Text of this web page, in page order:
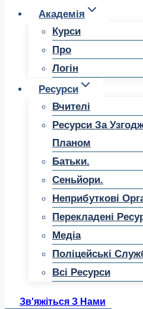
Академія
Курси
Про
Логін
Ресурси
Вчителі
Ресурси За
Планом
Батьки.
Сеньйори.
Неприбуткові
Перекладені
Медіа
Поліцейські
Всі Ресурси
Зв'яжіться З Нами